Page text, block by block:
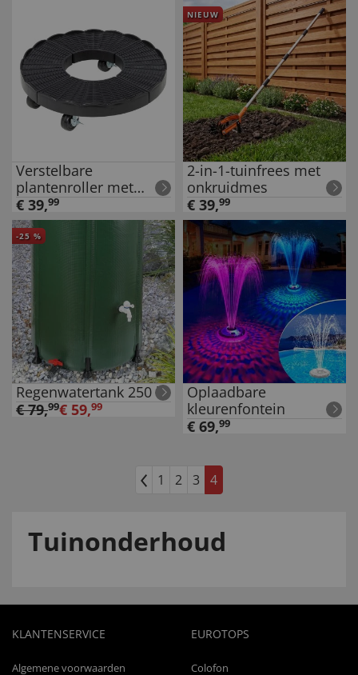
Verstelbare
plantenroller met
remmen
€ 39,99
NIEUW
2-in-1-tuinfrees met
onkruidmes
€ 39,99
-25 %
Regenwatertank 250 l
€79,99€ 59,99
Oplaadbare
kleurenfontein
€ 69,99
1 2 3 4
Tuinonderhoud
KLANTENSERVICE
Algemene voorwaarden
EUROTOPS
Colofon